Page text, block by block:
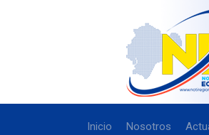
Inicio Nosotros
entradas